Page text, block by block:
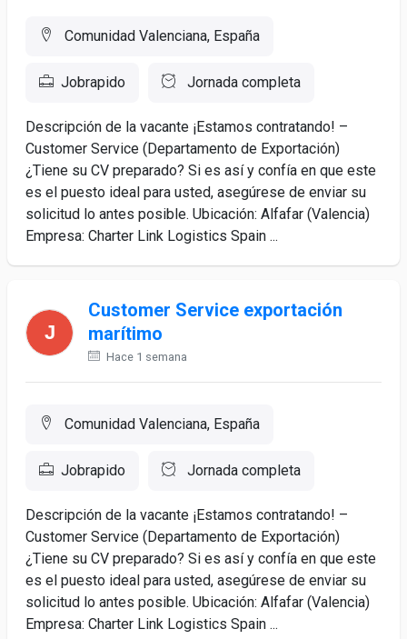
Comunidad Valenciana, España
Jobrapido Jornada completa
Descripción de la vacante ¡Estamos contratando! –
Customer Service (Departamento de Exportación)
¿Tiene su CV preparado? Si es así y confía en que este
es el puesto ideal para usted, asegúrese de enviar su
solicitud lo antes posible. Ubicación: Alfafar (Valencia)
Empresa: Charter Link Logistics Spain ...
Customer Service exportación
marítimo
Hace 1 semana
Comunidad Valenciana, España
Jobrapido Jornada completa
Descripción de la vacante ¡Estamos contratando! –
Customer Service (Departamento de Exportación)
¿Tiene su CV preparado? Si es así y confía en que este
es el puesto ideal para usted, asegúrese de enviar su
solicitud lo antes posible. Ubicación: Alfafar (Valencia)
Empresa: Charter Link Logistics Spain ...